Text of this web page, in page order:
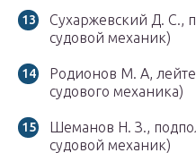
Сухаржевский Д. С.,
судовой механик)
Родионов М. А,
судового механика)
Шеманов Н. З.,
судовой механик)